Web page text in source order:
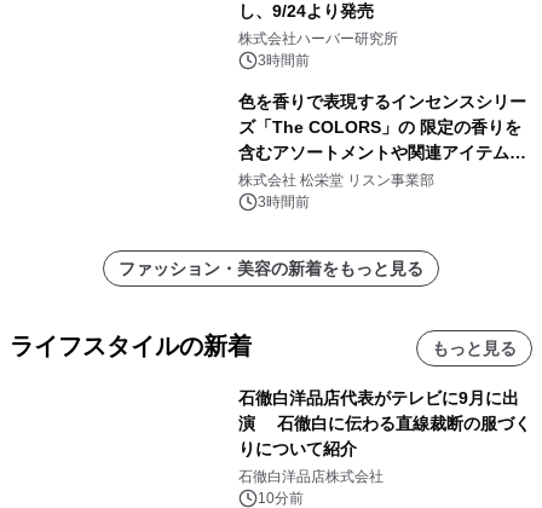
し、9/24より発売
株式会社ハーバー研究所
3時間前
色を香りで表現するインセンスシリー
ズ「The COLORS」の 限定の香りを
含むアソートメントや関連アイテムを
8月6日発売
株式会社 松栄堂 リスン事業部
3時間前
ファッション・美容の新着をもっと見る
ライフスタイルの新着 もっと見る
石徹白洋品店代表がテレビに9月に出
演 石徹白に伝わる直線裁断の服づく
りについて紹介
石徹白洋品店株式会社
10分前